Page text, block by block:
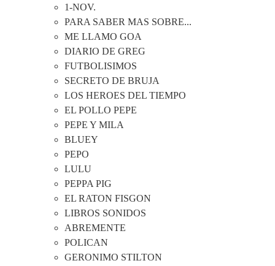
1-NOV.
PARA SABER MAS SOBRE...
ME LLAMO GOA
DIARIO DE GREG
FUTBOLISIMOS
SECRETO DE BRUJA
LOS HEROES DEL TIEMPO
EL POLLO PEPE
PEPE Y MILA
BLUEY
PEPO
LULU
PEPPA PIG
EL RATON FISGON
LIBROS SONIDOS
ABREMENTE
POLICAN
GERONIMO STILTON